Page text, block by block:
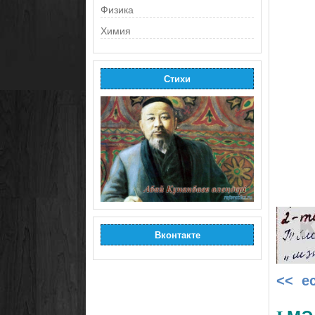
Физика
Химия
Стихи
Вконтакте
<<